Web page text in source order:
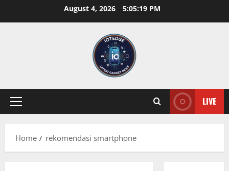
August 4, 2026 5:05:20 PM
Primary
LIVE
Home rekomendasi smartphone